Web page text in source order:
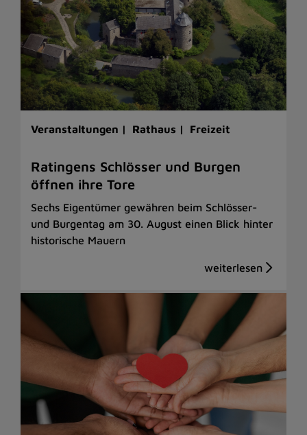
Veranstaltungen | Rathaus | Freizeit
Ratingens Schlösser und Burgen
öffnen ihre Tore
Sechs Eigentümer gewähren beim Schlösser-
und Burgentag am 30. August einen Blick hinter
historische Mauern